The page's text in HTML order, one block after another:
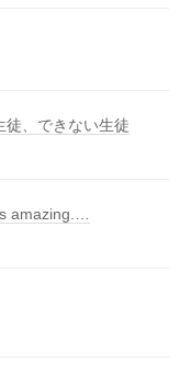
、できない生徒
amazing.…